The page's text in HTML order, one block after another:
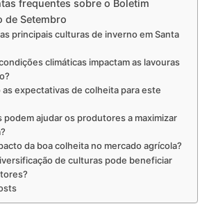
frequentes sobre o Boletim
de Setembro
principais culturas de inverno em Santa
climáticas impactam as lavouras
as expectativas de colheita para este
podem ajudar os produtores a maximizar
da boa colheita no mercado agrícola?
de culturas pode beneficiar